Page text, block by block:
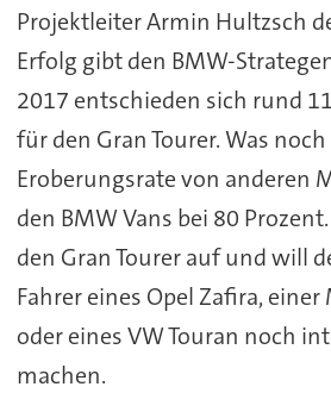
Projektleiter Armin Hultzsch
Erfolg gibt den BMW-
2017 entschieden sich rund
für den Gran Tourer. Was
Eroberungsrate von anderen
den BMW Vans bei 80
den Gran Tourer auf und will
Fahrer eines Opel Zafira, einer
oder eines VW Touran noch
machen.